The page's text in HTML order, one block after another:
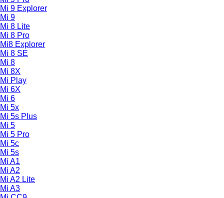
Mi 9 Explorer
Mi 9
Mi 8 Lite
Mi 8 Pro
Mi8 Explorer
Mi 8 SE
Mi 8
Mi 8X
Mi Play
Mi 6X
Mi 6
Mi 5x
Mi 5s Plus
Mi 5
Mi 5 Pro
Mi 5c
Mi 5s
Mi A1
Mi A2
Mi A2 Lite
Mi A3